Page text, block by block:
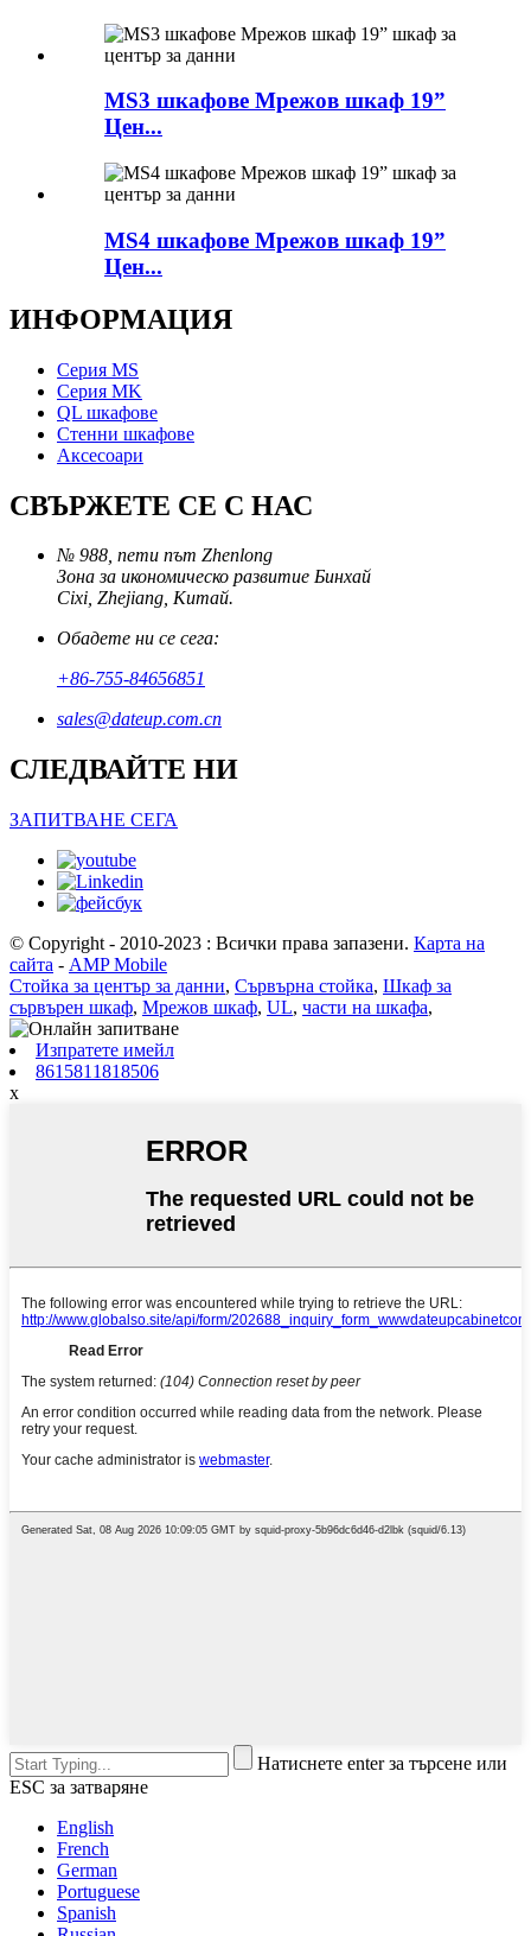
MS3 шкафове Мрежов шкаф 19”
Цен...
MS4 шкафове Мрежов шкаф 19”
Цен...
ИНФОРМАЦИЯ
Серия MS
Серия MK
QL шкафове
Стенни шкафове
Аксесоари
СВЪРЖЕТЕ СЕ С НАС
№ 988, пети път Zhenlong
Зона за икономическо развитие Бинхай
Cixi, Zhejiang, Китай.
Обадете ни се сега:
+86-755-84656851
sales@dateup.com.cn
СЛЕДВАЙТЕ НИ
ЗАПИТВАНЕ СЕГА
© Copyright - 2010-2023 : Всички права запазени. Карта на
сайта - AMP Mobile
Стойка за център за данни, Сървърна стойка, Шкаф за
сървърен шкаф, Мрежов шкаф, UL, части на шкафа,
Изпратете имейл
8615811818506
x
Натиснете enter за търсене или
ESC за затваряне
English
French
German
Portuguese
Spanish